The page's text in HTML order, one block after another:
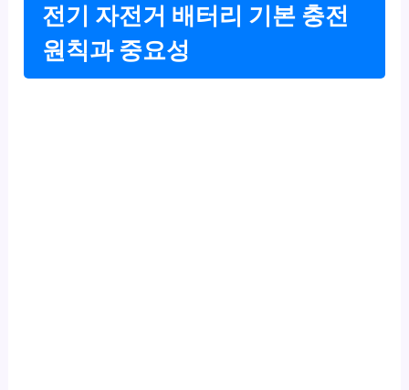
전기 자전거 배터리 기본 충전
원칙과 중요성